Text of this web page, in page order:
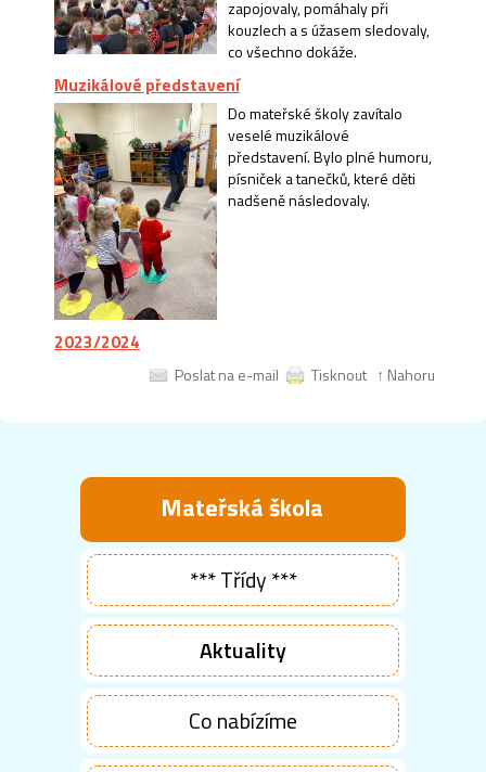
zapojovaly, pomáhaly při
kouzlech a s úžasem sledovaly,
co všechno dokáže.
Muzikálové představení
Do mateřské školy zavítalo
veselé muzikálové
představení. Bylo plné humoru,
písniček a tanečků, které děti
nadšeně následovaly.
2023/2024
Poslat na e-mail Tisknout ↑ Nahoru
Mateřská škola
*** Třídy ***
Aktuality
Co nabízíme